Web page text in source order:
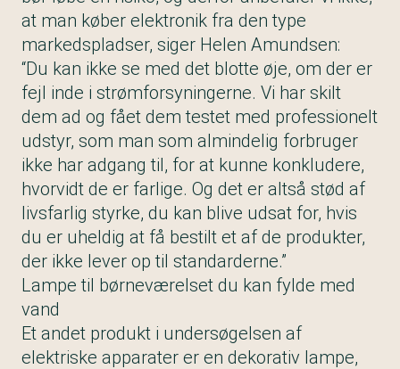
at man køber elektronik fra den type
markedspladser, siger Helen Amundsen:
“Du kan ikke se med det blotte øje, om der er
fejl inde i strømforsyningerne. Vi har skilt
dem ad og fået dem testet med professionelt
udstyr, som man som almindelig forbruger
ikke har adgang til, for at kunne konkludere,
hvorvidt de er farlige. Og det er altså stød af
livsfarlig styrke, du kan blive udsat for, hvis
du er uheldig at få bestilt et af de produkter,
der ikke lever op til standarderne.”
Lampe til børneværelset du kan fylde med
vand
Et andet produkt i undersøgelsen af
elektriske apparater er en dekorativ lampe,